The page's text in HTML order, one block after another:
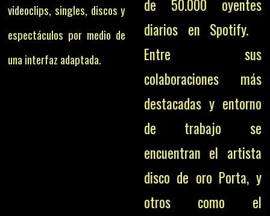
videoclips, singles, discos y
espectáculos por medio de
una interfaz adaptada.
de 50.000 oyentes
diarios en Spotify.
Entre sus
colaboraciones más
destacadas y entorno
de trabajo se
encuentran el artista
disco de oro Porta, y
otros como el